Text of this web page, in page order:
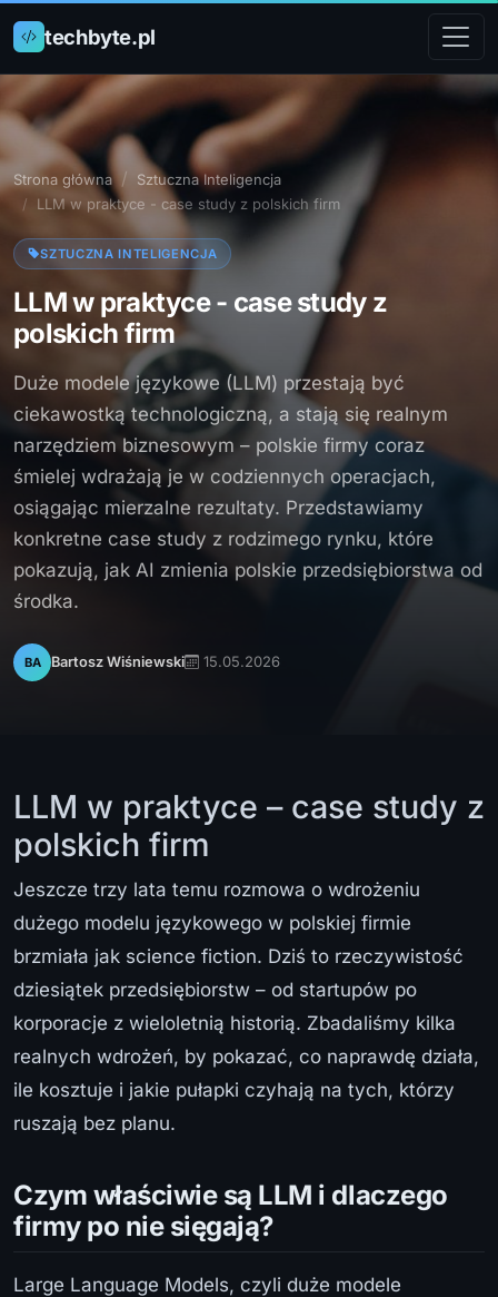
techbyte.pl
Strona główna
Sztuczna Inteligencja
LLM w praktyce - case study z polskich firm
SZTUCZNA INTELIGENCJA
LLM w praktyce - case study z
polskich firm
Duże modele językowe (LLM) przestają być
ciekawostką technologiczną, a stają się realnym
narzędziem biznesowym – polskie firmy coraz
śmielej wdrażają je w codziennych operacjach,
osiągając mierzalne rezultaty. Przedstawiamy
konkretne case study z rodzimego rynku, które
pokazują, jak AI zmienia polskie przedsiębiorstwa od
środka.
BA Bartosz Wiśniewski 15.05.2026
LLM w praktyce – case study z
polskich firm
Jeszcze trzy lata temu rozmowa o wdrożeniu
dużego modelu językowego w polskiej firmie
brzmiała jak science fiction. Dziś to rzeczywistość
dziesiątek przedsiębiorstw – od startupów po
korporacje z wieloletnią historią. Zbadaliśmy kilka
realnych wdrożeń, by pokazać, co naprawdę działa,
ile kosztuje i jakie pułapki czyhają na tych, którzy
ruszają bez planu.
Czym właściwie są LLM i dlaczego
firmy po nie sięgają?
Large Language Models, czyli duże modele